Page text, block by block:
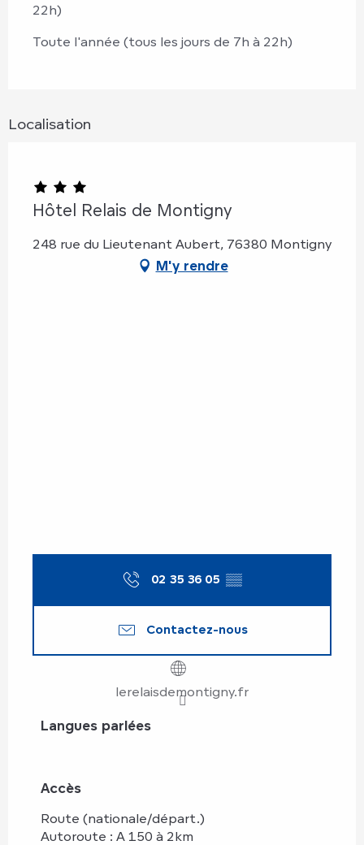
22h)
Toute l'année (tous les jours de 7h à 22h)
Localisation
Hôtel Relais de Montigny
248 rue du Lieutenant Aubert, 76380 Montigny
M'y rendre
02 35 36 05 ▒▒
Contactez-nous
lerelaisdemontigny.fr
Langues parlées
Langues parlées
Accès
Accès
Route (nationale/départ.)
Autoroute : A 150 à 2km